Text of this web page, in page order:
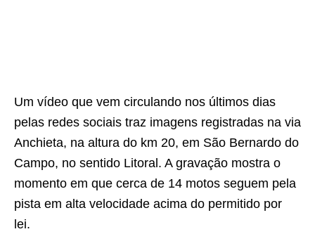
Um vídeo que vem circulando nos últimos dias
pelas redes sociais traz imagens registradas na via
Anchieta, na altura do km 20, em São Bernardo do
Campo, no sentido Litoral. A gravação mostra o
momento em que cerca de 14 motos seguem pela
pista em alta velocidade acima do permitido por
lei.